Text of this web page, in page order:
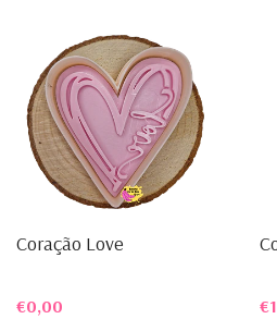
Coração Love
€0,00